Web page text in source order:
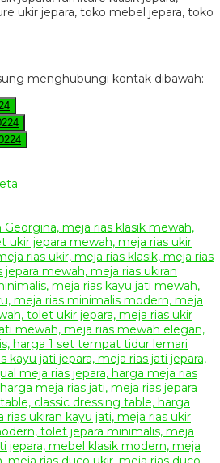
menghubungi kontak dibawah: